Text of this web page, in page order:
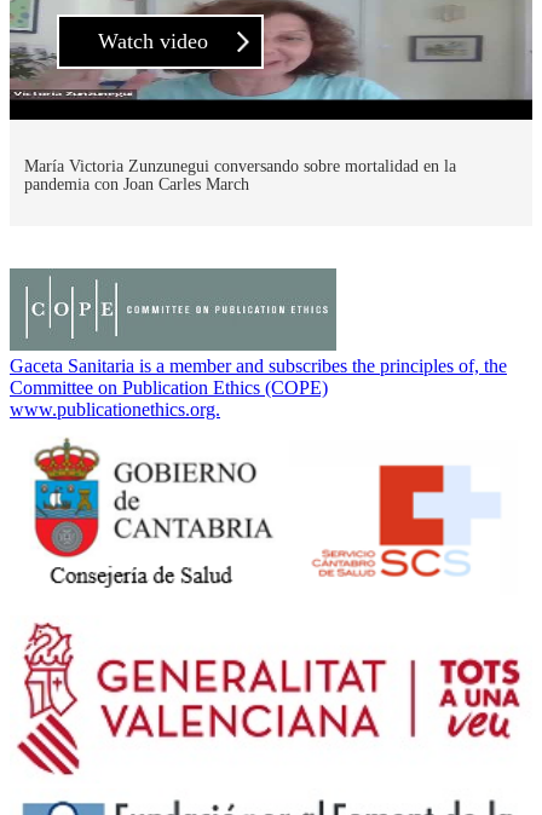
Watch video
María Victoria Zunzunegui conversando sobre mortalidad en la
pandemia con Joan Carles March
Gaceta Sanitaria is a member and subscribes the principles of, the
Committee on Publication Ethics (COPE)
www.publicationethics.org.